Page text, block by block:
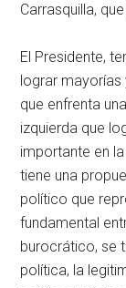
Carrasquilla,
El Presidente,
lograr mayorías
que enfrenta
izquierda que
importante en
tiene una
político que
fundamental
burocrático, se
política, la